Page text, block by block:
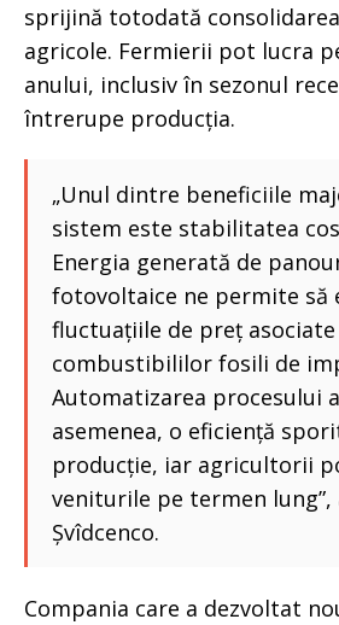
sprijină totodată
agricole. Fermierii pot lucra
anului, inclusiv în sezonul
întrerupe producția.
„Unul dintre beneficiile
sistem este stabilitatea
Energia generată de
fotovoltaice ne permite să
fluctuațiile de preț asociate
combustibililor fosili de
Automatizarea procesului
asemenea, o eficiență
producție, iar agricultorii
veniturile pe termen lung”,
Șvîdcenco.
Compania care a dezvoltat